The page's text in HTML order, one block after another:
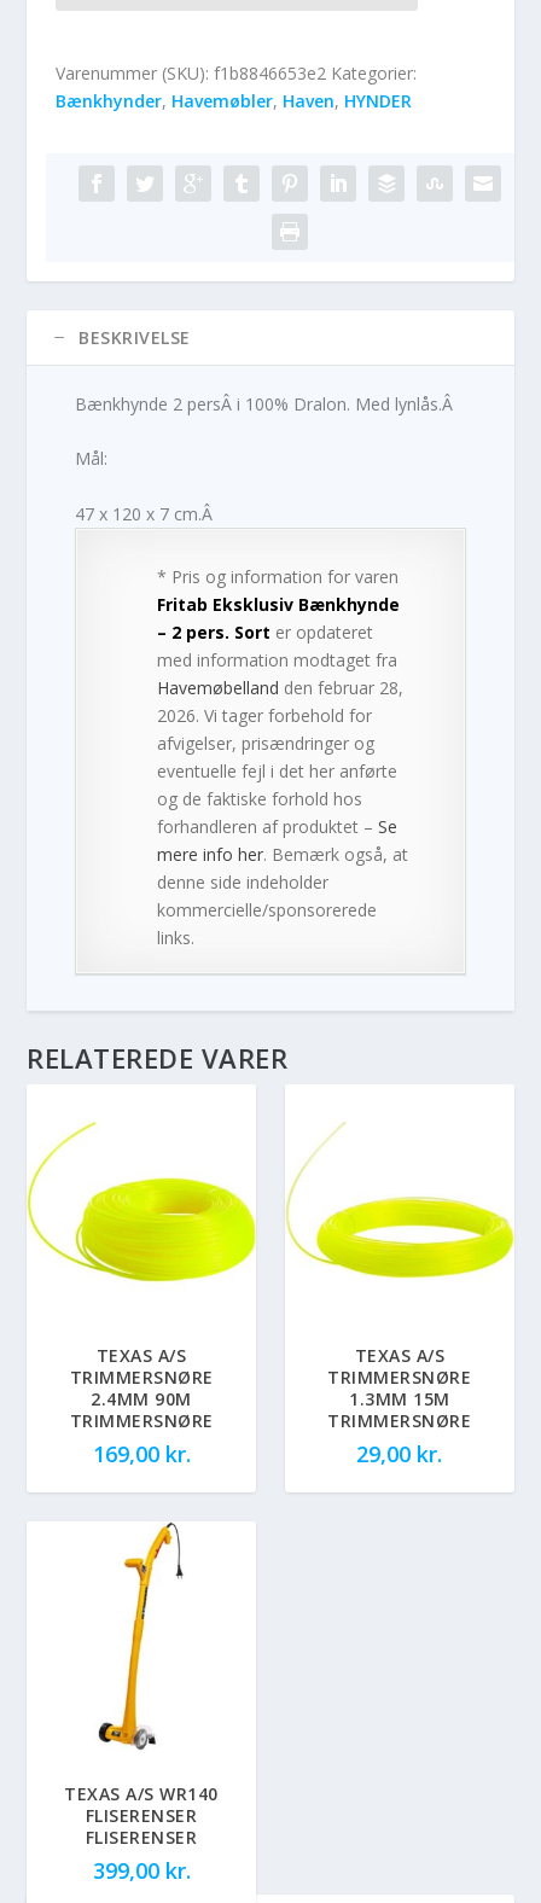
Varenummer (SKU):f1b8846653e2 Kategorier:
Bænkhynder, Havemøbler, Haven, HYNDER
BESKRIVELSE
Bænkhynde 2 persÂ i 100% Dralon. Med lynlås.Â
Mål:
47 x 120 x 7 cm.Â
* Pris og information for varen
Fritab Eksklusiv Bænkhynde
– 2 pers. Sort er opdateret
med information modtaget fra
Havemøbelland den februar 28,
2026. Vi tager forbehold for
afvigelser, prisændringer og
eventuelle fejl i det her anførte
og de faktiske forhold hos
forhandleren af produktet –Se
mere info her. Bemærk også, at
denne side indeholder
kommercielle/sponsorerede
links.
RELATEREDE VARER
TEXAS A/S
TRIMMERSNØRE
2.4MM 90M
TRIMMERSNØRE
169,00 kr.
TEXAS A/S
TRIMMERSNØRE
1.3MM 15M
TRIMMERSNØRE
29,00 kr.
TEXAS A/S WR140
FLISERENSER
FLISERENSER
399,00 kr.